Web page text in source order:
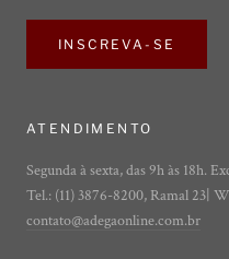
INSCREVA-SE
ATENDIMENTO
Segunda à sexta, das 9h às 18h.
Tel.: (11) 3876-8200, Ramal 23|
contato@adegaonline.com.br